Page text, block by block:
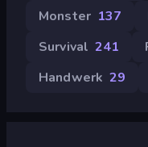
Monster 137
Survival 241
Handwerk 29